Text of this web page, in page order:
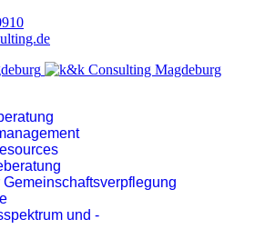
Gemeinschaftsverpflegung
und -